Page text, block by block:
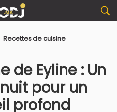
Recettes de cuisine
de Eyline : Un
pour un
profond